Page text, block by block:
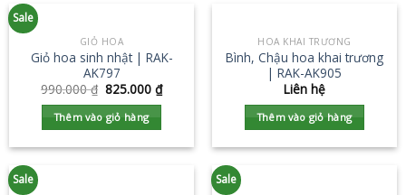
Sale
GIỎ HOA
Giỏ hoa sinh nhật | RAK-
AK797
990.000₫ 825.000₫
Thêm vào giỏ hàng
HOA KHAI TRƯƠNG
Bình, Chậu hoa khai trương
| RAK-AK905
Liên hệ
Thêm vào giỏ hàng
Sale Sale